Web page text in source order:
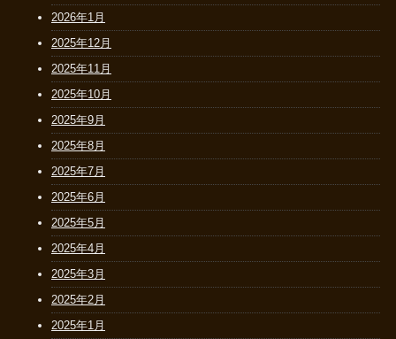
2026年1月
2025年12月
2025年11月
2025年10月
2025年9月
2025年8月
2025年7月
2025年6月
2025年5月
2025年4月
2025年3月
2025年2月
2025年1月